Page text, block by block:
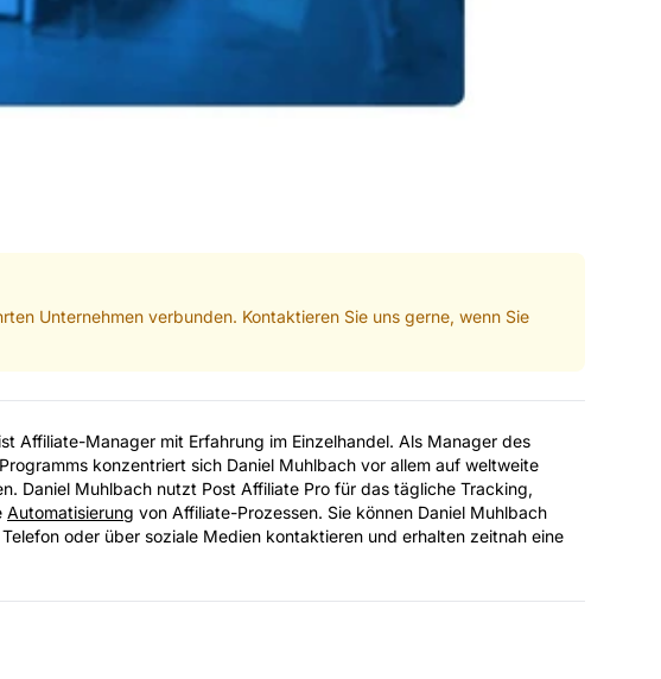
Unternehmen verbunden. Kontaktieren Sie uns gerne, wenn Sie
Affiliate-Manager mit Erfahrung im Einzelhandel. Als Manager des
konzentriert sich Daniel Muhlbach vor allem auf weltweite
Daniel Muhlbach nutzt Post Affiliate Pro für das tägliche Tracking,
Automatisierung von Affiliate-Prozessen. Sie können Daniel Muhlbach
oder über soziale Medien kontaktieren und erhalten zeitnah eine